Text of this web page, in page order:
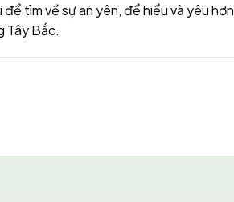
tìm về sự an yên, để hiểu và yêu hơn
Tây Bắc.